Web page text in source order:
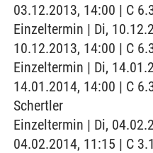
03.12.2013, 14:00 | C
Einzeltermin | Di,
10.12.2013, 14:00 | C
Einzeltermin | Di,
14.01.2014, 14:00 | C
Schertler
Einzeltermin | Di,
04.02.2014, 11:15 | C